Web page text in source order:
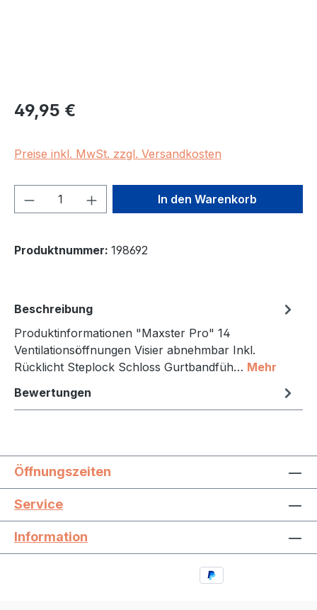
Regulärer Preis:
49,95 €
Preise inkl. MwSt. zzgl. Versandkosten
Produkt Anzahl: Gib denIn den Warenkorb
Produktnummer: 198692
Beschreibung
Produktinformationen "Maxster Pro" 14
Ventilationsöffnungen Visier abnehmbar Inkl.
Rücklicht Steplock Schloss Gurtbandfüh… Mehr
Bewertungen
Öffnungszeiten
Service
Information